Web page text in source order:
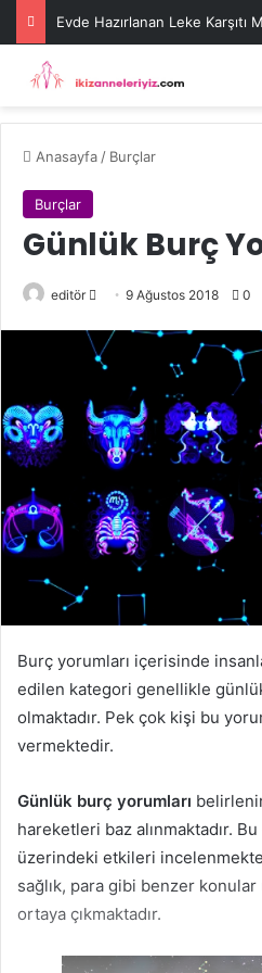
Evde Hazırlanan Leke Karşıtı
Anasayfa / Burçlar
Burçlar
Günlük Burç
editör
posta
göndermek
9 Ağustos 2018 0
Burç yorumları içerisinde
edilen kategori genellikle
olmaktadır. Pek çok kişi bu
vermektedir.
Günlük burç yorumları
hareketleri baz alınmaktadır.
üzerindeki etkileri
sağlık, para gibi benzer
ortaya çıkmaktadır.